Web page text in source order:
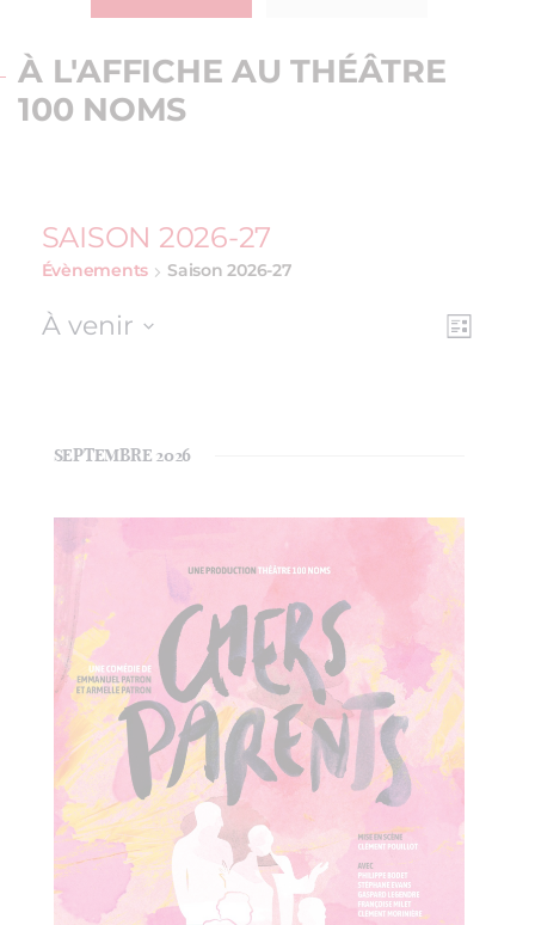
À L'AFFICHE AU THÉÂTRE
100 NOMS
SAISON 2026-27
Évènements Saison 2026-27
Liste
À venir
SEPTEMBRE 2026